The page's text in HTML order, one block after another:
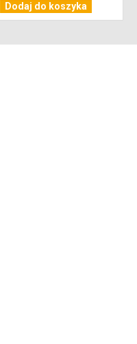
Dodaj do koszyka